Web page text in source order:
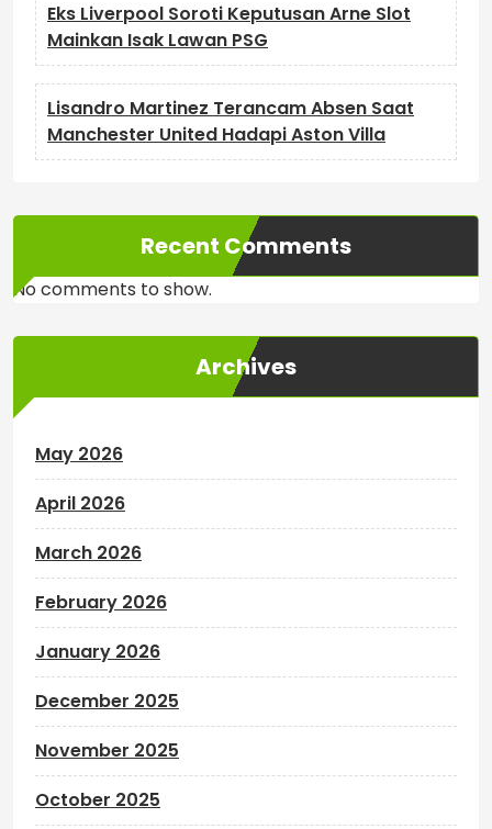
Eks Liverpool Soroti Keputusan Arne Slot
Mainkan Isak Lawan PSG
Lisandro Martinez Terancam Absen Saat
Manchester United Hadapi Aston Villa
Recent Comments
No comments to show.
Archives
May 2026
April 2026
March 2026
February 2026
January 2026
December 2025
November 2025
October 2025